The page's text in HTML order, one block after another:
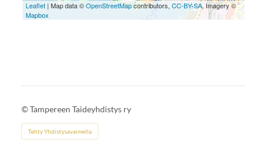
Leaflet| Map data ©OpenStreetMapcontributors,CC-BY-SA, Imagery ©
Mapbox
©Tampereen Taideyhdistys ry
Tehty Yhdistysavaimella